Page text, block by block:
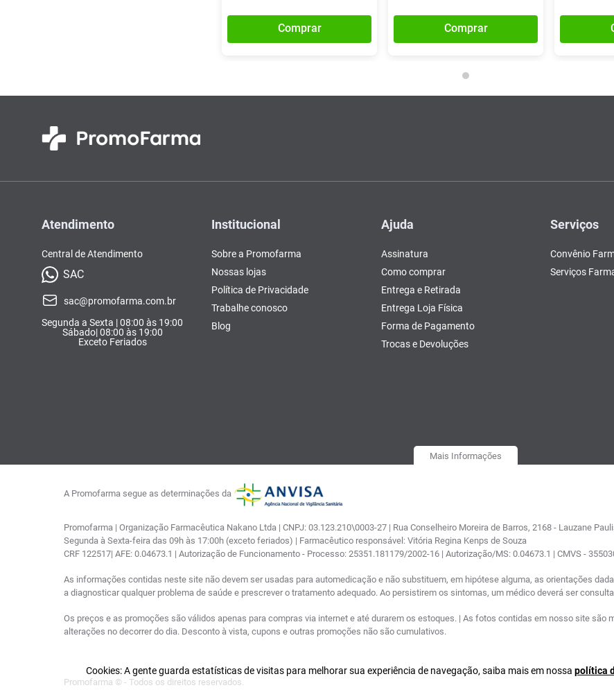
Comprar Comprar
Cookies: A gente guarda estatísticas de visitas para melhorar sua experiência de navegação, saiba mais em nossa política
Atendimento
Central de Atendimento
SAC
sac@promofarma.com.br
Segunda a Sexta | 08:00 às 19:00
Sábado| 08:00 às 19:00
Exceto Feriados
Institucional
Sobre a Promofarma
Nossas lojas
Política de Privacidade
Trabalhe conosco
Blog
Ajuda
Assinatura
Como comprar
Entrega e Retirada
Entrega Loja Física
Forma de Pagamento
Trocas e Devoluções
Serviços
Convênio
Serviços
Mais Informações
A Promofarma segue as determinações da
Promofarma | Organização Farmacêutica Nakano Ltda | CNPJ: 03.123.210\0003-27 | Rua Conselheiro Moreira de Barros, 2168 - Lauzane
Segunda à Sexta-feira das 09h às 17:00h (exceto feriados) | Farmacêutico responsável: Vitória Regina Kenps de Souza
CRF 122517| AFE: 0.04673.1 | Autorização de Funcionamento - Processo: 25351.181179/2002-16 | Autorização/MS: 0.04673.1 | CMVS -
As informações contidas neste site não devem ser usadas para automedicação e não substituem, em hipótese alguma, as orientações
a diagnosticar qualquer problema de saúde e prescrever o tratamento adequado. Ao persistirem os sintomas, um médico deverá ser
Os preços e as promoções são válidos apenas para compras via internet e até durarem os estoques. | As fotos contidas em nosso site
alterações no decorrer do dia. Desconto à vista, cupons e outras promoções não são cumulativos.
Promofarma © - Todos os direitos reservados.